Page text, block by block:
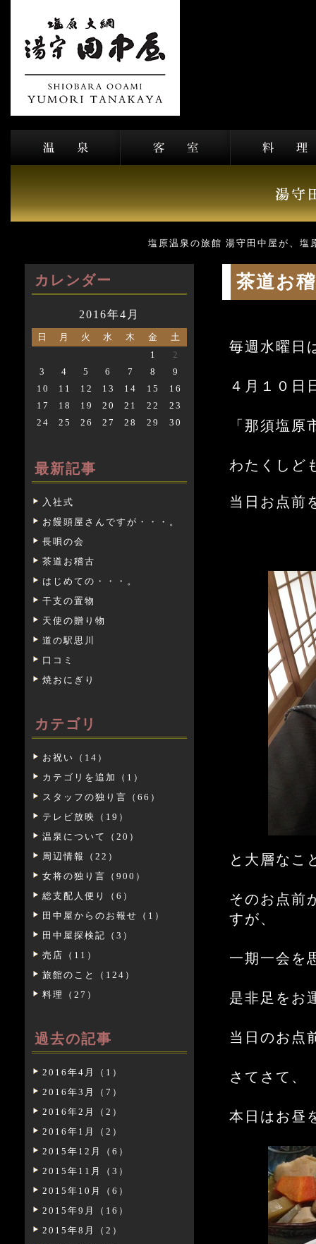
塩原温泉の旅館 湯守田中屋が、塩
カレンダー
2016年4月
日 月 火 水 木 金
土
1
2
3
4 5 6 7 8
9
10
11 12 13 14 15
16
17
18 19 20 21 22
23
24
25 26 27 28 29 30
最新記事
入社式
お饅頭屋さんですが・・・。
長唄の会
茶道お稽古
はじめての・・・。
干支の置物
天使の贈り物
道の駅思川
口コミ
焼おにぎり
カテゴリ
お祝い（14）
カテゴリを追加（1）
スタッフの独り言（66）
テレビ放映（19）
温泉について（20）
周辺情報（22）
女将の独り言（900）
総支配人便り（6）
田中屋からのお報せ（1）
田中屋探検記（3）
売店（11）
旅館のこと（124）
料理（27）
過去の記事
2016年4月（1）
2016年3月（7）
2016年2月（2）
2016年1月（2）
2015年12月（6）
2015年11月（3）
2015年10月（6）
2015年9月（16）
2015年8月（2）
茶道お
毎週水曜日
４月１０日
「那須塩
わたくしど
当日お点前
と大層なこ
そのお点前
すが、
一期一会を
是非足をお
当日のお点
さてさて、
本日はお昼